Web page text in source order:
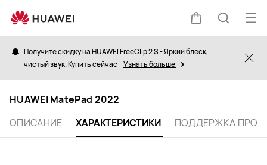
HUAWEI
MatePad
Щупальца
Поиск
Получите скидку на HUAWEI FreeClip 2 S - Яркий блеск,
чистый звук. Купить сейчас Узнать больше
HUAWEI MatePad 2022
ОПИСАНИЕ
ХАРАКТЕРИСТИКИ ПОДДЕРЖКА